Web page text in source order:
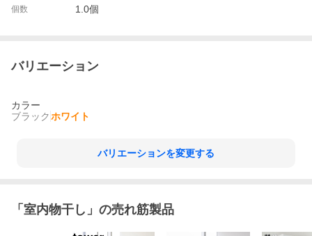
個数 1.0個
バリエーション
カラー
ブラックホワイト
バリエーションを変更する
「 室内物干し 」の売れ筋製品